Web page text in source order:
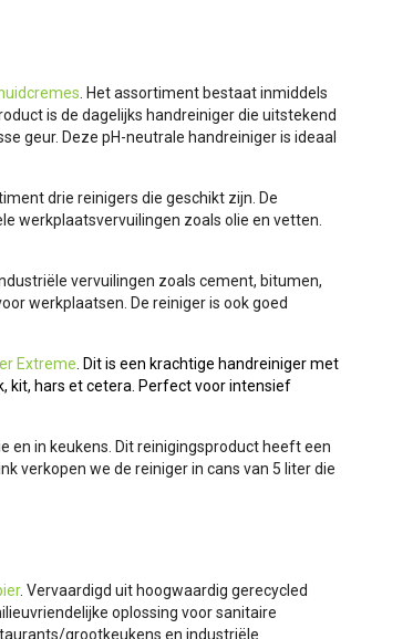
. Het assortiment bestaat inmiddels
is de dagelijks handreiniger die uitstekend
geur. Deze pH-neutrale handreiniger is ideaal
drie reinigers die geschikt zijn. De
werkplaatsvervuilingen zoals olie en vetten.
vervuilingen zoals cement, bitumen,
werkplaatsen. De reiniger is ook goed
Extreme . Dit is een krachtige handreiniger met
kit, hars et cetera. Perfect voor intensief
en in keukens. Dit reinigingsproduct heeft een
verkopen we de reiniger in cans van 5 liter die
. Vervaardigd uit hoogwaardig gerecycled
oplossing voor sanitaire
grootkeukens en industriële